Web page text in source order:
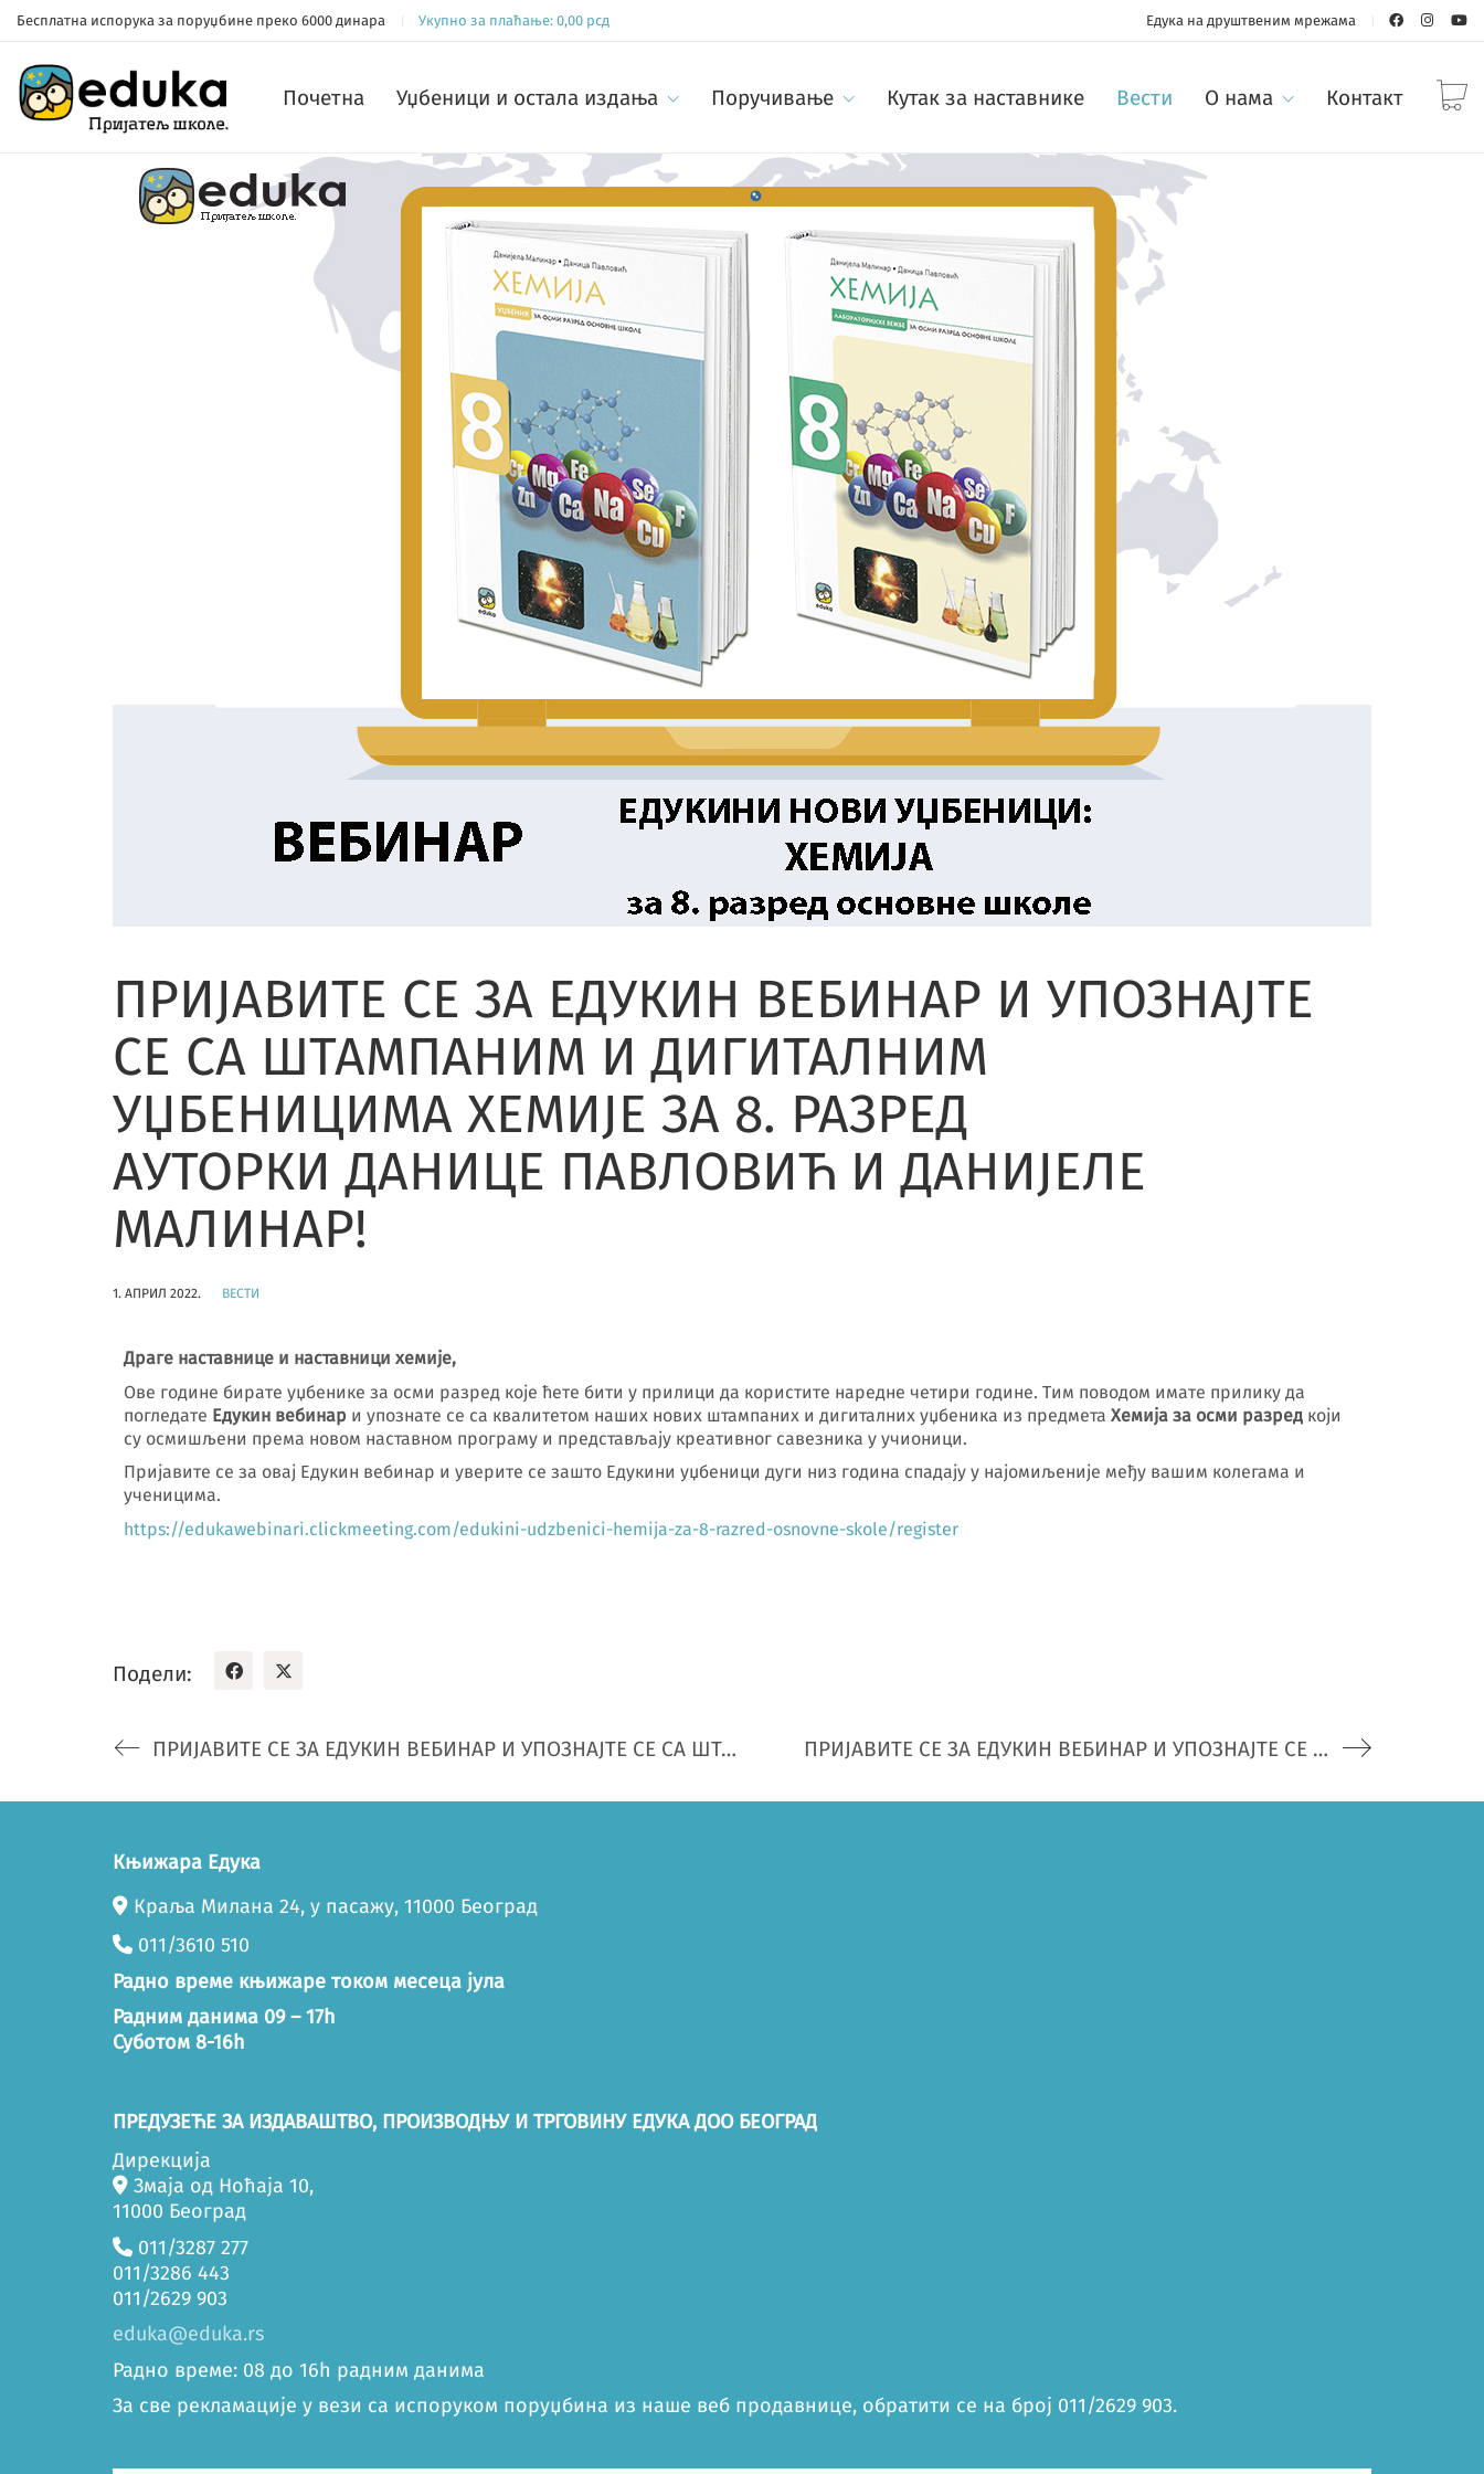
Бесплатна испорука за поруџбине преко 6000 динара Укупно за плаћање: 0,00 рсд Едука на друштвеним мрежама
Почетна Уџбеници и остала издања Поручивање Кутак за наставнике Вести О нама Контакт
ПРИЈАВИТЕ СЕ ЗА ЕДУКИН ВЕБИНАР И УПОЗНАЈТЕ
СЕ СА ШТАМПАНИМ И ДИГИТАЛНИМ
УЏБЕНИЦИМА ХЕМИЈЕ ЗА 8. РАЗРЕД
АУТОРКИ ДАНИЦЕ ПАВЛОВИЋ И ДАНИЈЕЛЕ
МАЛИНАР!
1. АПРИЛ 2022. ВЕСТИ
Драге наставнице и наставници хемије,
Ове године бирате уџбенике за осми разред које ћете бити у прилици да користите наредне четири године. Тим поводом имате прилику да
погледате Едукин вебинар и упознате се са квалитетом наших нових штампаних и дигиталних уџбеника из предмета Хемија за осми разред који
су осмишљени према новом наставном програму и представљају креативног савезника у учионици.
Пријавите се за овај Едукин вебинар и уверите се зашто Едукини уџбеници дуги низ година спадају у најомиљеније међу вашим колегама и
ученицима.
https://edukawebinari.clickmeeting.com/edukini-udzbenici-hemija-za-8-razred-osnovne-skole/register
Подели:
ПРИЈАВИТЕ СЕ ЗА ЕДУКИН ВЕБИНАР И УПОЗНАЈТЕ СЕ СА ШТАМПАНИМ И ДИГИТАЛНИМ УЏБЕНИЦИМА СРПСКИ ЈЕЗИК И КЊИЖЕВНОСТ ЗА 8. РАЗРЕД АУТОРКИ ДР МОЊЕ ЈОВИЋ И ДР ЈЕЛЕНЕ ЖУРИЋ! ПРИЈАВИТЕ СЕ ЗА ЕДУКИН ВЕБИНАР И УПОЗНАЈТЕ СЕ СА ШТАМПАНИМ И ДИГИТАЛНИМ УЏБЕНИЦИМА ЗА СРПСКИ ЈЕЗИК И КЊИЖЕВНОСТ У ГИМНАЗИЈАМА И СРЕДЊИМ ШКОЛАМА
Књижара Едука
Краља Милана 24, у пасажу, 11000 Београд
011/3610 510
Радно време књижаре током месеца јула
Радним данима 09 – 17h
Суботом 8-16h
ПРЕДУЗЕЋЕ ЗА ИЗДАВАШТВО, ПРОИЗВОДЊУ И ТРГОВИНУ ЕДУКА ДОО БЕОГРАД
Дирекција
Змаја од Ноћаја 10,
11000 Београд
011/3287 277
011/3286 443
011/2629 903
eduka@eduka.rs
Радно време: 08 до 16h радним данима
За све рекламације у вези са испоруком поруџбина из наше веб продавнице, обратити се на број 011/2629 903.